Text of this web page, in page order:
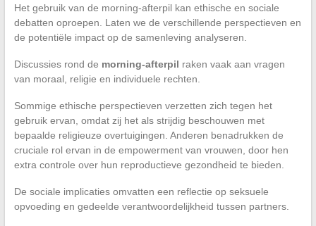
Het gebruik van de morning-afterpil kan ethische en sociale
debatten oproepen. Laten we de verschillende perspectieven en
de potentiële impact op de samenleving analyseren.
Discussies rond de morning-afterpil raken vaak aan vragen
van moraal, religie en individuele rechten.
Sommige ethische perspectieven verzetten zich tegen het
gebruik ervan, omdat zij het als strijdig beschouwen met
bepaalde religieuze overtuigingen. Anderen benadrukken de
cruciale rol ervan in de empowerment van vrouwen, door hen
extra controle over hun reproductieve gezondheid te bieden.
De sociale implicaties omvatten een reflectie op seksuele
opvoeding en gedeelde verantwoordelijkheid tussen partners.